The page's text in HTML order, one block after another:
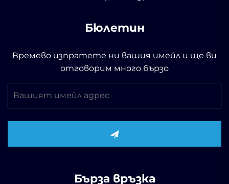
Бюлетин
Времево изпратете ни вашия имейл и ще ви
отговорим много бързо
Бърза връзка